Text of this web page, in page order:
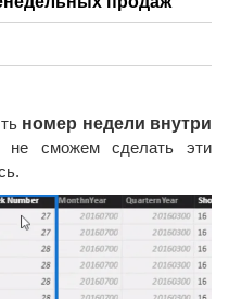
номер недели внутри
сможем сделать эти